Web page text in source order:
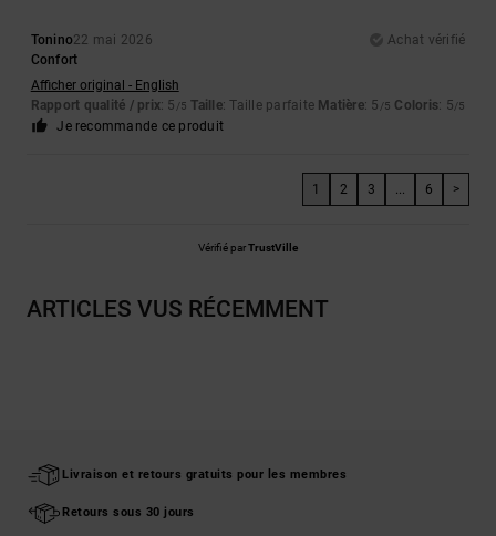
Tonino22 mai 2026
Achat vérifié
Confort
Afficher original - English
Rapport qualité / prix: 5 /5 Taille: Taille parfaite Matière: 5 /5 Coloris: 5/5
Je recommande ce produit
1 2 3 ... 6 >
Vérifié parTrustVille
ARTICLES VUS RÉCEMMENT
Livraison et retours gratuits pour les membres
Retours sous 30 jours